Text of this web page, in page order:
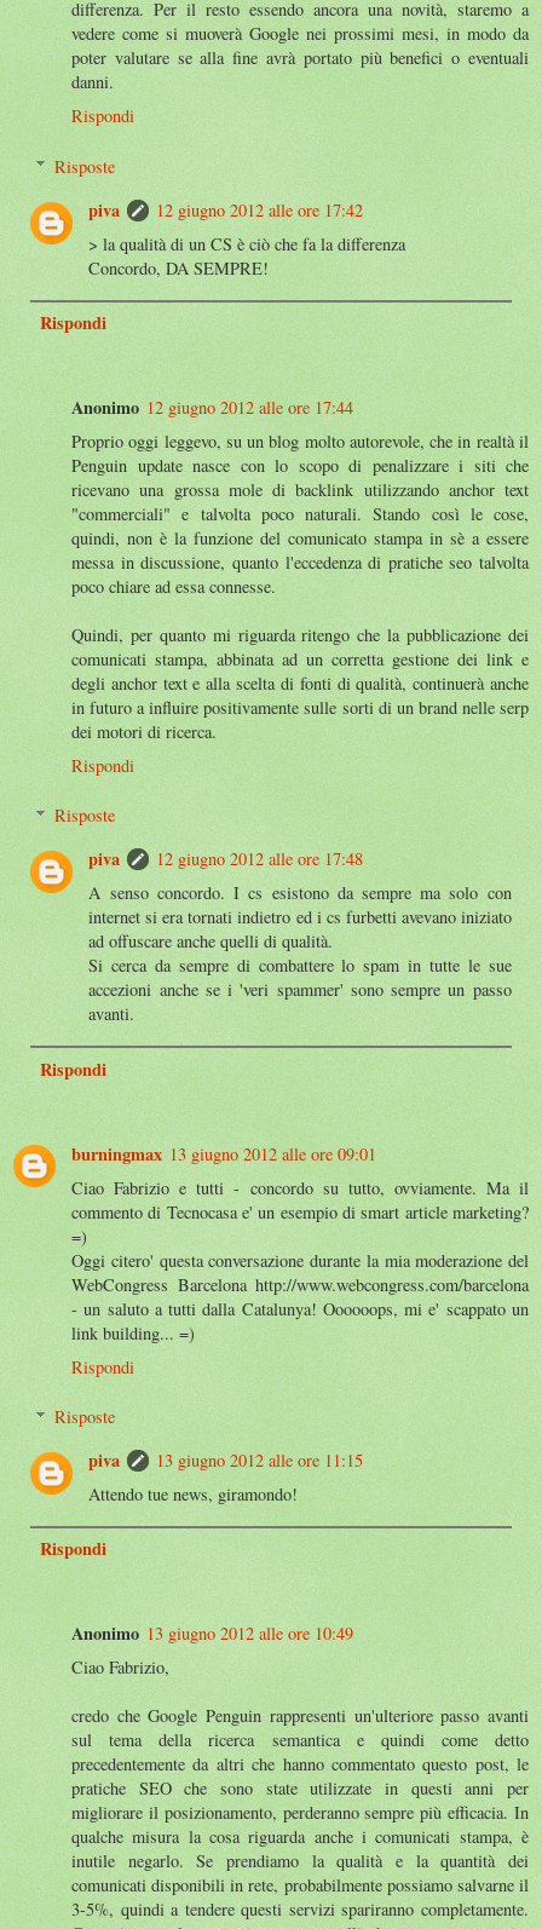
differenza. Per il resto essendo ancora una novità, staremo a
vedere come si muoverà Google nei prossimi mesi, in modo da
poter valutare se alla fine avrà portato più benefici o eventuali
danni.
Rispondi
Risposte
piva
12 giugno 2012 alle ore 17:42
> la qualità di un CS è ciò che fa la differenza
Concordo, DA SEMPRE!
Rispondi
Anonimo 12 giugno 2012 alle ore 17:44
Proprio oggi leggevo, su un blog molto autorevole, che in realtà il
Penguin update nasce con lo scopo di penalizzare i siti che
ricevano una grossa mole di backlink utilizzando anchor text
"commerciali" e talvolta poco naturali. Stando così le cose,
quindi, non è la funzione del comunicato stampa in sè a essere
messa in discussione, quanto l'eccedenza di pratiche seo talvolta
poco chiare ad essa connesse.
Quindi, per quanto mi riguarda ritengo che la pubblicazione dei
comunicati stampa, abbinata ad un corretta gestione dei link e
degli anchor text e alla scelta di fonti di qualità, continuerà anche
in futuro a influire positivamente sulle sorti di un brand nelle serp
dei motori di ricerca.
Rispondi
Risposte
piva
12 giugno 2012 alle ore 17:48
A senso concordo. I cs esistono da sempre ma solo con
internet si era tornati indietro ed i cs furbetti avevano iniziato
ad offuscare anche quelli di qualità.
Si cerca da sempre di combattere lo spam in tutte le sue
accezioni anche se i 'veri spammer' sono sempre un passo
avanti.
Rispondi
burningmax 13 giugno 2012 alle ore 09:01
Ciao Fabrizio e tutti - concordo su tutto, ovviamente. Ma il
commento di Tecnocasa e' un esempio di smart article marketing?
=)
Oggi citero' questa conversazione durante la mia moderazione del
WebCongress Barcelona http://www.webcongress.com/barcelona
- un saluto a tutti dalla Catalunya! Oooooops, mi e' scappato un
link building... =)
Rispondi
Risposte
piva
13 giugno 2012 alle ore 11:15
Attendo tue news, giramondo!
Rispondi
Anonimo 13 giugno 2012 alle ore 10:49
Ciao Fabrizio,
credo che Google Penguin rappresenti un'ulteriore passo avanti
sul tema della ricerca semantica e quindi come detto
precedentemente da altri che hanno commentato questo post, le
pratiche SEO che sono state utilizzate in questi anni per
migliorare il posizionamento, perderanno sempre più efficacia. In
qualche misura la cosa riguarda anche i comunicati stampa, è
inutile negarlo. Se prendiamo la qualità e la quantità dei
comunicati disponibili in rete, probabilmente possiamo salvarne il
3-5%, quindi a tendere questi servizi spariranno completamente.